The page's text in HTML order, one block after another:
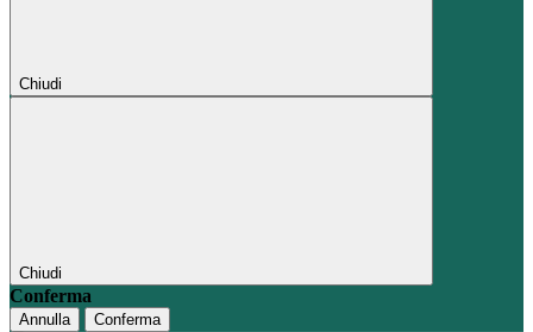
Chiudi
Chiudi
Conferma
Annulla Conferma